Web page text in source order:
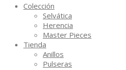
Colección
Selvática
Herencia
Master Pieces
Tienda
Anillos
Pulseras